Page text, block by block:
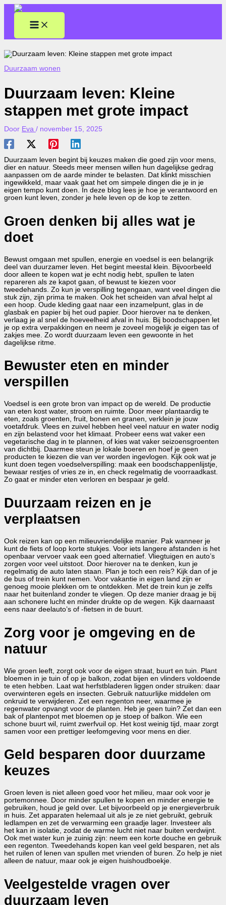
Ga
naar
Duurzaam wonen
Duurzaam leven: Kleine
stappen met grote impact
Door Eva / november 15, 2025
Duurzaam leven begint bij keuzes maken die goed zijn voor mens,
dier en natuur. Steeds meer mensen willen hun dagelijkse gedrag
aanpassen om de aarde minder te belasten. Dat klinkt misschien
ingewikkeld, maar vaak gaat het om simpele dingen die je in je
eigen tempo kunt doen. In deze blog lees je hoe je verantwoord en
groen kunt leven, zonder je hele leven op de kop te zetten.
Groen denken bij alles wat je
doet
Bewust omgaan met spullen, energie en voedsel is een belangrijk
deel van duurzamer leven. Het begint meestal klein. Bijvoorbeeld
door alleen te kopen wat je echt nodig hebt, spullen te laten
repareren als ze kapot gaan, of bewust te kiezen voor
tweedehands. Zo kun je verspilling tegengaan, want veel dingen die
stuk zijn, zijn prima te maken. Ook het scheiden van afval helpt al
een hoop. Oude kleding gaat naar een inzamelpunt, glas in de
glasbak en papier bij het oud papier. Door hierover na te denken,
verlaag je al snel de hoeveelheid afval in huis. Bij boodschappen let
je op extra verpakkingen en neem je zoveel mogelijk je eigen tas of
zakjes mee. Zo wordt duurzaam leven een gewoonte in het
dagelijkse ritme.
Bewuster eten en minder
verspillen
Voedsel is een grote bron van impact op de wereld. De productie
van eten kost water, stroom en ruimte. Door meer plantaardig te
eten, zoals groenten, fruit, bonen en granen, verklein je jouw
voetafdruk. Vlees en zuivel hebben heel veel natuur en water nodig
en zijn belastend voor het klimaat. Probeer eens wat vaker een
vegetarische dag in te plannen, of kies wat vaker seizoensgroenten
van dichtbij. Daarmee steun je lokale boeren en hoef je geen
producten te kiezen die van ver worden ingevlogen. Kijk ook wat je
kunt doen tegen voedselverspilling: maak een boodschappenlijstje,
bewaar restjes of vries ze in, en check regelmatig de voorraadkast.
Zo gaat er minder eten verloren en bespaar je geld.
Duurzaam reizen en je
verplaatsen
Ook reizen kan op een milieuvriendelijke manier. Pak wanneer je
kunt de fiets of loop korte stukjes. Voor iets langere afstanden is het
openbaar vervoer vaak een goed alternatief. Vliegtuigen en auto’s
zorgen voor veel uitstoot. Door hierover na te denken, kun je
regelmatig de auto laten staan. Plan je toch een reis? Kijk dan of je
de bus of trein kunt nemen. Voor vakantie in eigen land zijn er
genoeg mooie plekken om te ontdekken. Met de trein kun je zelfs
naar het buitenland zonder te vliegen. Op deze manier draag je bij
aan schonere lucht en minder drukte op de wegen. Kijk daarnaast
eens naar deelauto’s of -fietsen in de buurt.
Zorg voor je omgeving en de
natuur
Wie groen leeft, zorgt ook voor de eigen straat, buurt en tuin. Plant
bloemen in je tuin of op je balkon, zodat bijen en vlinders voldoende
te eten hebben. Laat wat herfstbladeren liggen onder struiken: daar
overwinteren egels en insecten. Gebruik natuurlijke middelen om
onkruid te verwijderen. Zet een regenton neer, waarmee je
regenwater opvangt voor de planten. Heb je geen tuin? Zet dan een
bak of plantenpot met bloemen op je stoep of balkon. Wie een
schone buurt wil, ruimt zwerfvuil op. Het kost weinig tijd, maar zorgt
samen voor een prettiger leefomgeving voor mens en dier.
Geld besparen door duurzame
keuzes
Groen leven is niet alleen goed voor het milieu, maar ook voor je
portemonnee. Door minder spullen te kopen en minder energie te
gebruiken, houd je geld over. Let bijvoorbeeld op je energieverbruik
in huis. Zet apparaten helemaal uit als je ze niet gebruikt, gebruik
ledlampen en zet de verwarming een graadje lager. Investeer als
het kan in isolatie, zodat de warme lucht niet naar buiten verdwijnt.
Ook met water kun je zuinig zijn: neem een korte douche en gebruik
een regenton. Tweedehands kopen kan veel geld besparen, net als
het ruilen of lenen van spullen met vrienden of buren. Zo help je niet
alleen de natuur, maar ook je eigen huishoudboekje.
Veelgestelde vragen over
duurzaam leven